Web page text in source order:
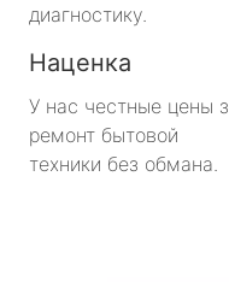
диагностику.
Наценка
У нас честные цены
ремонт бытовой
техники без обмана.